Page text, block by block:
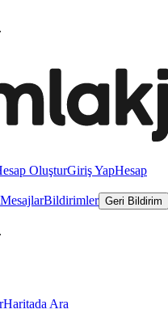
OluşturGiriş YapHesap
MesajlarBildirimler Geri Bildirim
Haritada Ara